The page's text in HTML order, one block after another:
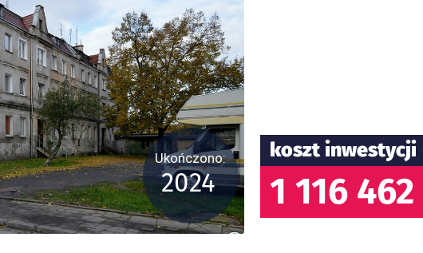
Ukończono:
2024
koszt inwestycji
1 116 462